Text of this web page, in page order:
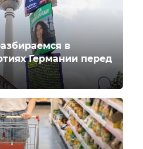
в
Германии перед